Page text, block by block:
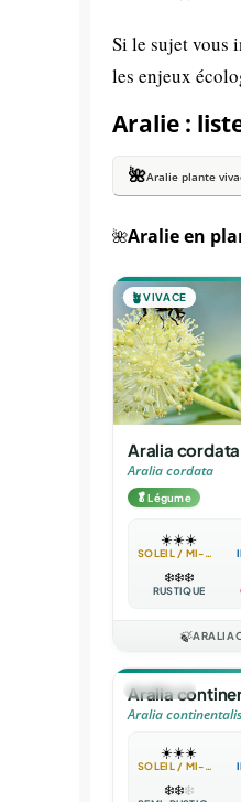
Si le sujet vous
les enjeux
Aralie :
🌺Aralie plante
🌺Aralie en
🪴VIVACE
Aralia cordata
Aralia cordata
🥬Légume
☀️☀️☀️
SOLEIL / MI-OMBRE
❄️❄️❄️
RUSTIQUE
🍃
🪴VIVACE
Aralia
Aralia continentalis
☀️☀️☀️
SOLEIL / MI-OMBRE
❄️❄️❄️